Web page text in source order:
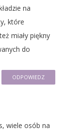
na
które
miały piękny
do
ODPOWIEDZ
wiele osób na